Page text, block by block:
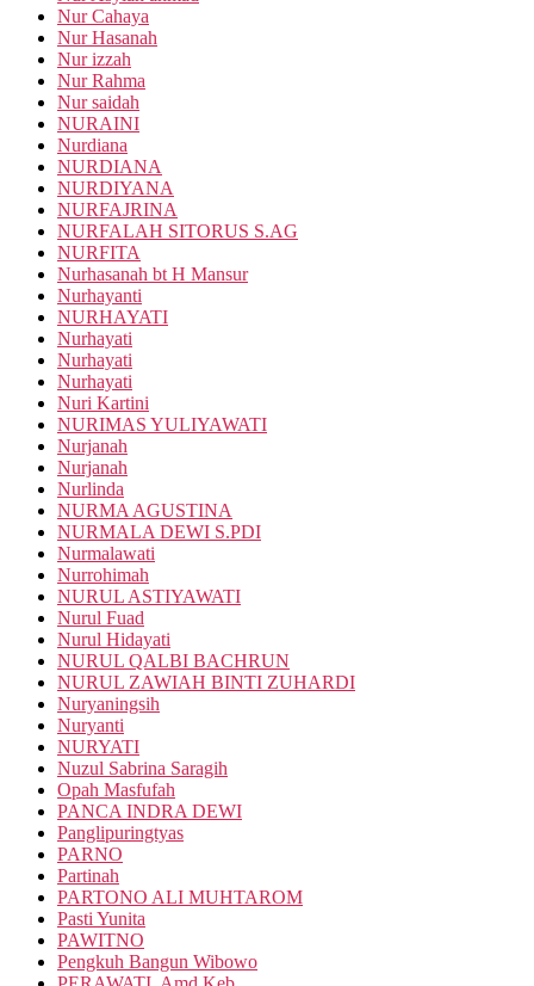
Nur Cahaya
Nur Hasanah
Nur izzah
Nur Rahma
Nur saidah
NURAINI
Nurdiana
NURDIANA
NURDIYANA
NURFAJRINA
NURFALAH SITORUS S.AG
NURFITA
Nurhasanah bt H Mansur
Nurhayanti
NURHAYATI
Nurhayati
Nurhayati
Nurhayati
Nuri Kartini
NURIMAS YULIYAWATI
Nurjanah
Nurjanah
Nurlinda
NURMA AGUSTINA
NURMALA DEWI S.PDI
Nurmalawati
Nurrohimah
NURUL ASTIYAWATI
Nurul Fuad
Nurul Hidayati
NURUL QALBI BACHRUN
NURUL ZAWIAH BINTI ZUHARDI
Nuryaningsih
Nuryanti
NURYATI
Nuzul Sabrina Saragih
Opah Masfufah
PANCA INDRA DEWI
Panglipuringtyas
PARNO
Partinah
PARTONO ALI MUHTAROM
Pasti Yunita
PAWITNO
Pengkuh Bangun Wibowo